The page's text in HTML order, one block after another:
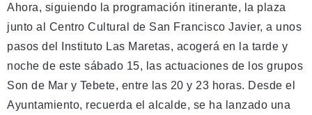
Ahora, siguiendo la programación itinerante, la plaza
junto al Centro Cultural de San Francisco Javier, a unos
pasos del Instituto Las Maretas, acogerá en la tarde y
noche de este sábado 15, las actuaciones de los grupos
Son de Mar y Tebete, entre las 20 y 23 horas. Desde el
Ayuntamiento, recuerda el alcalde, se ha lanzado una